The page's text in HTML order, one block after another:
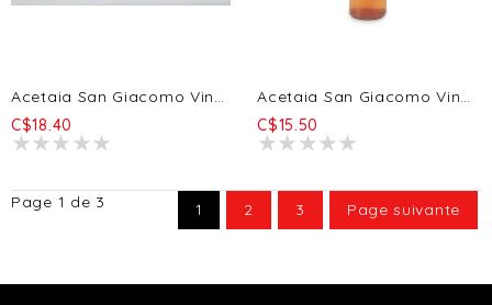
Acetaia San Giacomo Vinaigre De Bière Artisanal ( Ale Birra Forte Belge Audace - 32 Via Dei Birrai) 250ml
C$18.40
Acetaia San Giacomo Vinaigre De Vin Blanc Bio 250ml
C$15.50
Page 1 de 3 1 2 3 Page suivante